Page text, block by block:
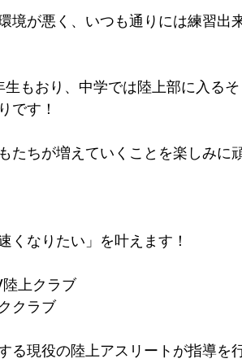
境が悪く、いつも通りには練習出
もおり、中学では陸上部に入るそ
です！
たちが増えていくことを楽しみに
くなりたい」を叶えます！
上クラブ
クラブ
る現役の陸上アスリートが指導を